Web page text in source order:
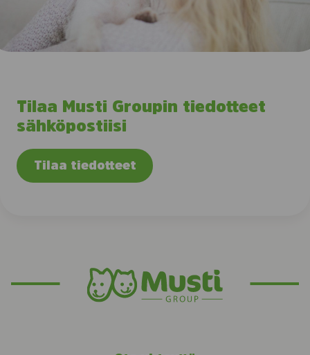
Tilaa Musti Groupin tiedotteet
sähköpostiisi
Tilaa tiedotteet